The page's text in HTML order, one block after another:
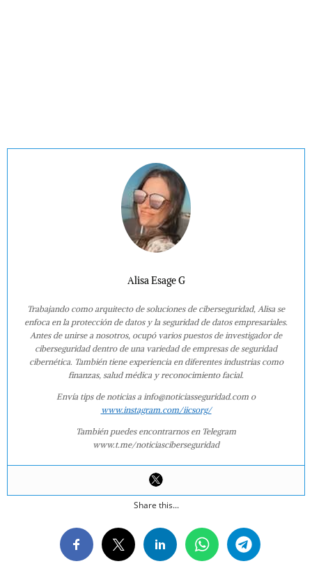
Alisa Esage G
Trabajando como arquitecto de soluciones de ciberseguridad, Alisa se
enfoca en la protección de datos y la seguridad de datos empresariales.
Antes de unirse a nosotros, ocupó varios puestos de investigador de
ciberseguridad dentro de una variedad de empresas de seguridad
cibernética. También tiene experiencia en diferentes industrias como
finanzas, salud médica y reconocimiento facial.
Envía tips de noticias a info@noticiasseguridad.com o
www.instagram.com/iicsorg/
También puedes encontrarnos en Telegram
www.t.me/noticiasciberseguridad
Share this...